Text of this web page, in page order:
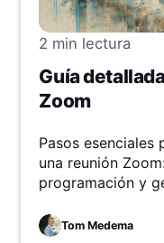
2 min lectura
Guía
Zoom
Pasos esenciales
una reunión
programación y
Tom Medema